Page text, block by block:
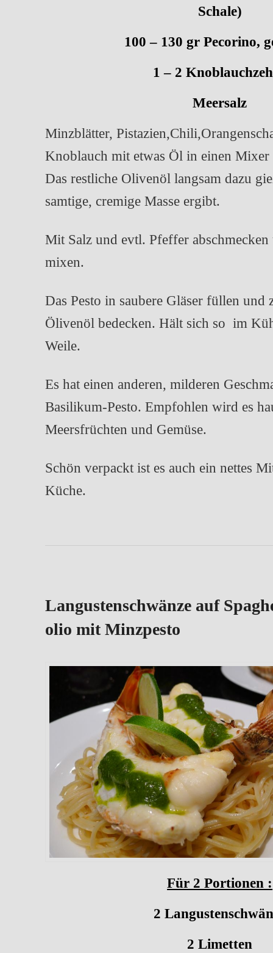
Schale)
100 – 130 gr Pecorino,
1 – 2
Meersalz
Minzblätter,
Knoblauch mit etwas Öl in einen
Das restliche Olivenöl langsam dazu
samtige, cremige Masse ergibt.
Mit Salz und evtl. Pfeffer
mixen.
Das Pesto in saubere Gläser füllen und
Ölivenöl bedecken. Hält sich so im
Weile.
Es hat einen anderen, milderen
Basilikum-Pesto. Empfohlen wird es
Meersfrüchten und Gemüse.
Schön verpackt ist es auch ein nettes
Küche.
Langustenschwänze auf
olio mit Minzpesto
Für 2 Portionen :
2
2 Limetten